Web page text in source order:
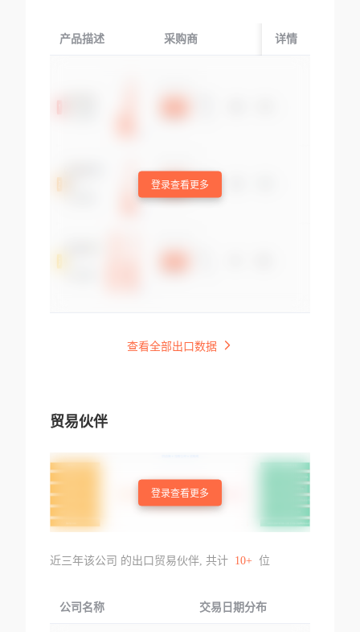
产品描述 采购商 起运国/地区
详情
登录查看更多
查看全部出口数据
贸易伙伴
登录查看更多
近三年该公司 的出口贸易伙伴, 共计 10+ 位
公司名称 交易日期分布